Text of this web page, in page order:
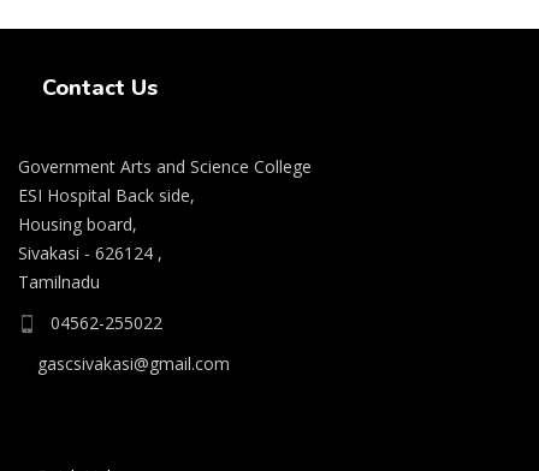
08.06.2026 அன்று B.Sc., கணிதம், B.Sc., கணினி
விலங்கியல் ஆகிய அறிவியல் பாடப்பிரிவுகளுக்கும்,
09.06.2026 அன்று B.Com., வணிகவியல், B.B.A.,
வணிக நிர்வாகவியல், B.A., பொருளியல், B.A., வரலாறு
ஆகிய கலைப் பாடப்பிரிவுகளுக்கும், 10.06.2026 அன்று
B.A தமிழ், B.A ஆங்கிலம் ஆகிய மொழிப்
பாடப்பிரிவுகளுக்கும் முதல் கட்ட கலந்தாய்வு
Contact Us
Government Arts and Science College
ESI Hospital Back side,
Housing board,
Sivakasi - 626124 ,
Tamilnadu
04562-255022
gascsivakasi@gmail.com